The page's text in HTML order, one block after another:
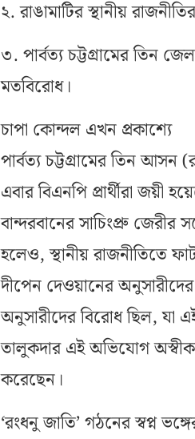
২. রাঙামাটির স্থানীয়
৩. পার্বত্য চট্টগ্রামের তিন
মতবিরোধ।
চাপা কোন্দল এখন প্রকাশ্যে
পার্বত্য চট্টগ্রামের তিন আসন
এবার বিএনপি প্রার্থীরা জয়ী
বান্দরবানের সাচিংপ্রু জেরীর
হলেও, স্থানীয় রাজনীতিতে
দীপেন দেওয়ানের
অনুসারীদের বিরোধ ছিল, যা
তালুকদার এই অভিযোগ
করেছেন।
‘রংধনু জাতি’ গঠনের স্বপ্ন